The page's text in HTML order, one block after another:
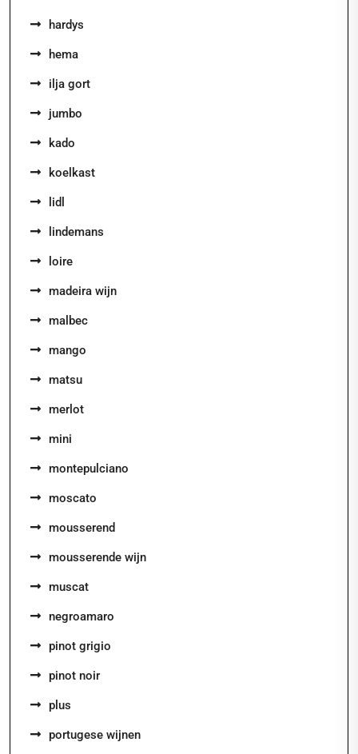
hardys
hema
ilja gort
jumbo
kado
koelkast
lidl
lindemans
loire
madeira wijn
malbec
mango
matsu
merlot
mini
montepulciano
moscato
mousserend
mousserende wijn
muscat
negroamaro
pinot grigio
pinot noir
plus
portugese wijnen